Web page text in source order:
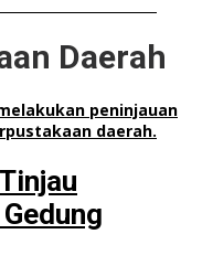
Daerah